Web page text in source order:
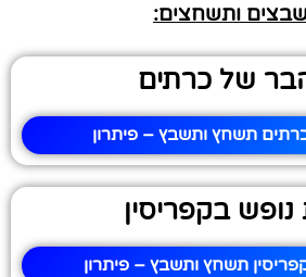
ותשחצים:
של כרתים
תשחץ ותשבץ – פיתרון
נופש בקפריסין
תשחץ ותשבץ – פיתרון